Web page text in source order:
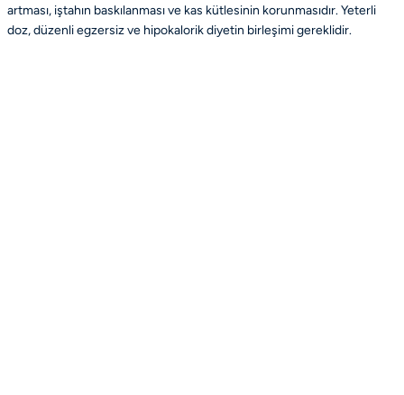
artması, iştahın baskılanması ve kas kütlesinin korunmasıdır. Yeterli
doz, düzenli egzersiz ve hipokalorik diyetin birleşimi gereklidir.